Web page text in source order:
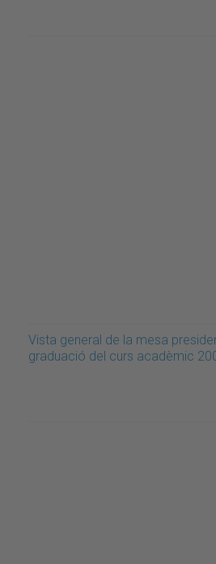
Vista general de la mesa
graduació del curs acadèmic